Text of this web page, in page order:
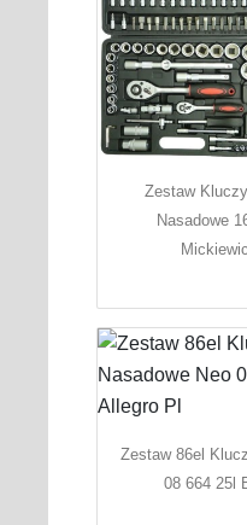
Zestaw
Nasadowe
Zestaw 86el
08 664 25l